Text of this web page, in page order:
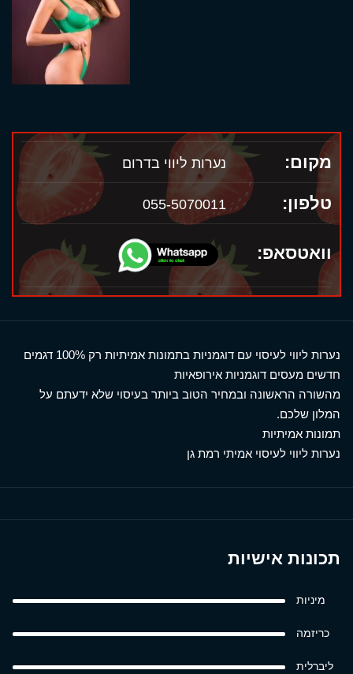
מקום: נערות ליווי בדרום
טלפון: 055-5070011
וואטסאפ:
נערות ליווי לעיסוי עם דוגמניות בתמונות אמיתיות רק 100% דגמים
חדשים מעסים דוגמניות אירופאיות
מהשורה הראשונה ובמחיר הטוב ביותר בעיסוי שלא ידעתם על
המלון שלכם.
תמונות אמיתיות
נערות ליווי לעיסוי אמיתי רמת גן
תכונות אישיות
מיניות
כריזמה
ליברלית